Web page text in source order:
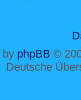
by phpBB ©
Deutsche